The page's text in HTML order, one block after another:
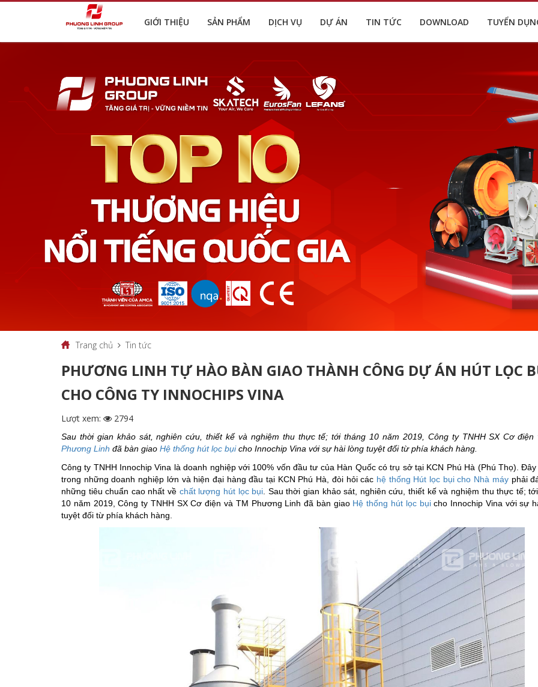
GIỚI THIỆU SẢN PHẨM DỊCH VỤ DỰ ÁN TIN TỨC DOWNLOAD TUYỂN
Trang chủ Tin tức
PHƯƠNG LINH TỰ HÀO BÀN GIAO THÀNH CÔNG DỰ ÁN HÚT LỌC
CHO CÔNG TY INNOCHIPS VINA
Lượt xem: 2794
Sau thời gian khảo sát, nghiên cứu, thiết kế và nghiệm thu thực tế; tới tháng 10 năm 2019, Công ty TNHH SX Cơ điện
Phương Linh đã bàn giao Hệ thống hút lọc bụicho Innochip Vina với sự hài lòng tuyệt đối từ phía khách hàng.
Công ty TNHH Innochip Vina là doanh nghiệp với 100% vốn đầu tư của Hàn Quốc có trụ sở tại KCN Phú Hà (Phú Thọ).
trong những doanh nghiệp lớn và hiện đại hàng đầu tại KCN Phú Hà, đòi hỏi các hệ thống Hút lọc bụi cho Nhà máyphải
những tiêu chuẩn cao nhất về chất lượng hút lọc bụi . Sau thời gian khảo sát, nghiên cứu, thiết kế và nghiệm thu thực tế;
10 năm 2019, Công ty TNHH SX Cơ điện và TM Phương Linh đã bàn giao Hệ thống hút lọc bụicho Innochip Vina với sự
tuyệt đối từ phía khách hàng.